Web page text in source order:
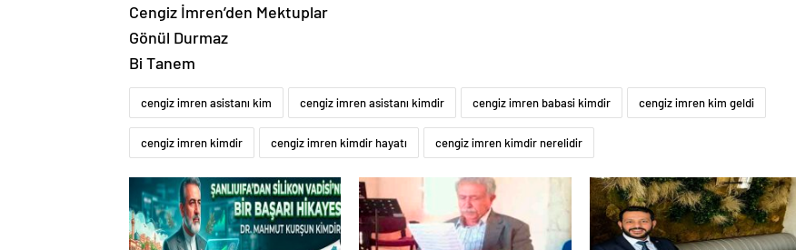
Cengiz İmren’den Mektuplar
Gönül Durmaz
Bi Tanem
cengiz imren asistanı kim cengiz imren asistanı kimdir cengiz imren babasi kimdir cengiz imren kim geldi
cengiz imren kimdir cengiz imren kimdir hayatı cengiz imren kimdir nerelidir